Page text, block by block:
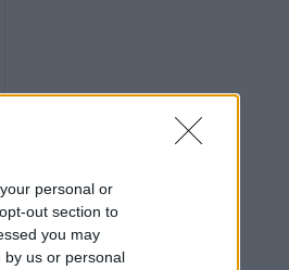
personal or
out section to
you may
by us or personal